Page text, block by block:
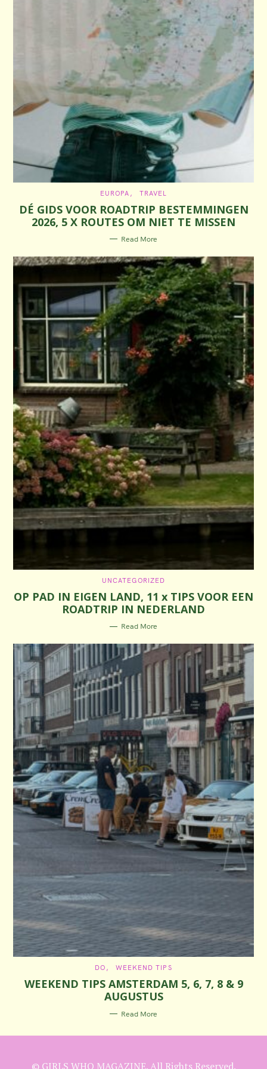
T
E
G
O
R
I
S
EUROPA TRAVEL
DÉ GIDS VOOR ROADTRIP BESTEMMINGEN
2026, 5 X ROUTES OM NIET TE MISSEN
Read More
C
T
E
O
R
I
S
UNCATEGORIZED
OP PAD IN EIGEN LAND, 11 x TIPS VOOR EEN
ROADTRIP IN NEDERLAND
Read More
C
T
E
G
O
R
I
DO WEEKEND TIPS
WEEKEND TIPS AMSTERDAM 5, 6, 7, 8 & 9
AUGUSTUS
Read More
© GIRLS WHO MAGAZINE. All Rights Reserved.